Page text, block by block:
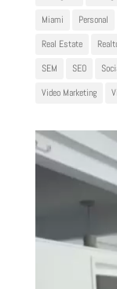
Miami
Personal
Real Estate
SEM
SEO
Video Marketing
Reproductor
de
vídeo